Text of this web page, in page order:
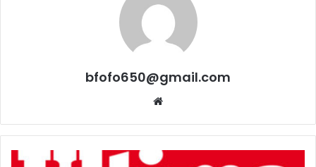
bfofo650@gmail.com
Website